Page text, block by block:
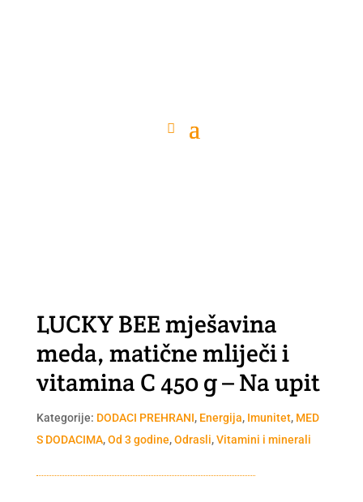
LUCKY BEE mješavina
meda, matične mliječi i
vitamina C 450 g – Na upit
Kategorije: DODACI PREHRANI, Energija, Imunitet, MED
S DODACIMA,Od 3 godine,Odrasli,Vitamini i minerali